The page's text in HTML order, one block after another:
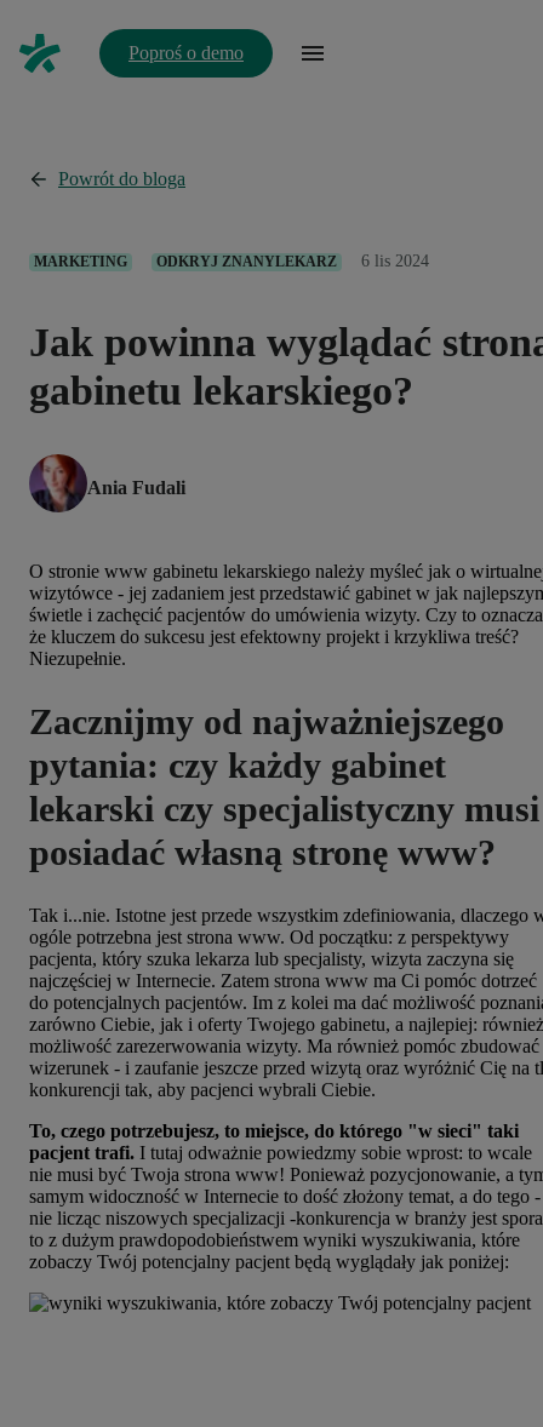
Poproś o demo
Powrót do bloga
MARKETING ODKRYJ ZNANYLEKARZ 6 lis 2024
Jak powinna wyglądać
gabinetu lekarskiego?
Ania Fudali
O stronie www gabinetu lekarskiego należy myśleć jak o
wizytówce - jej zadaniem jest przedstawić gabinet w jak
świetle i zachęcić pacjentów do umówienia wizyty. Czy to
że kluczem do sukcesu jest efektowny projekt i krzykliwa treść?
Niezupełnie.
Zacznijmy od najważniejszego
pytania: czy każdy gabinet
lekarski czy specjalistyczny musi
posiadać własną stronę www?
Tak i...nie. Istotne jest przede wszystkim zdefiniowania, dlaczego
ogóle potrzebna jest strona www. Od początku: z perspektywy
pacjenta, który szuka lekarza lub specjalisty, wizyta zaczyna się
najczęściej w Internecie. Zatem strona www ma Ci pomóc dotrzeć
do potencjalnych pacjentów. Im z kolei ma dać możliwość
zarówno Ciebie, jak i oferty Twojego gabinetu, a najlepiej: również
możliwość zarezerwowania wizyty. Ma również pomóc zbudować
wizerunek - i zaufanie jeszcze przed wizytą oraz wyróżnić Cię na
konkurencji tak, aby pacjenci wybrali Ciebie.
To, czego potrzebujesz, to miejsce, do którego "w sieci" taki
pacjent trafi. I tutaj odważnie powiedzmy sobie wprost: to wcale
nie musi być Twoja strona www! Ponieważ pozycjonowanie, a
samym widoczność w Internecie to dość złożony temat, a do tego -
nie licząc niszowych specjalizacji -konkurencja w branży jest
to z dużym prawdopodobieństwem wyniki wyszukiwania, które
zobaczy Twój potencjalny pacjent będą wyglądały jak poniżej: